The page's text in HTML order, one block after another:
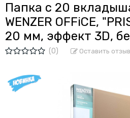
Папка с 20
WENZER OFFiCE,
20 мм, эффект 3D,
(0) Оставить отзыв